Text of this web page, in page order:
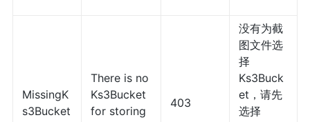
MissingK
s3Bucket
There is no
Ks3Bucket
for storing
403
没有为截
图文件选
择
Ks3Buck
et，请先
选择